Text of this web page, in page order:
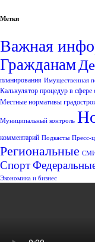
Метки
Важная
Гражданам
планирования Имущественная
Калькулятор процедур в сфере
Местные нормативы
Муниципальный контроль
комментарий Подкасты Пресс-
Региональные СМИ
Спорт
Экономика и бизнес